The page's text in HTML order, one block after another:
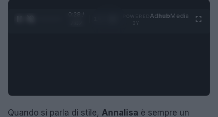
0:28 /
AdhubMedia
Quando si parla di stile, Annalisa è sempre un